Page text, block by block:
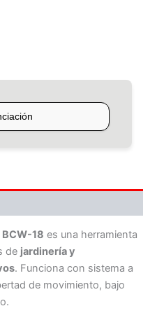
18 es una herramienta
de jardinería y
. Funciona con sistema a
de movimiento, bajo